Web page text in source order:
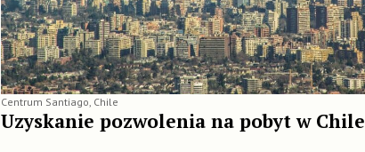
Centrum Santiago, Chile
Uzyskanie pozwolenia na pobyt w Chile